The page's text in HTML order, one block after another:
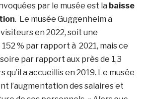
par le musée est la baisse
. Le musée Guggenheim a
en 2022, soit une
% par rapport à 2021, mais ce
par rapport aux près de 1,3
qu’il a accueillis en 2019. Le musée
l’augmentation des salaires et